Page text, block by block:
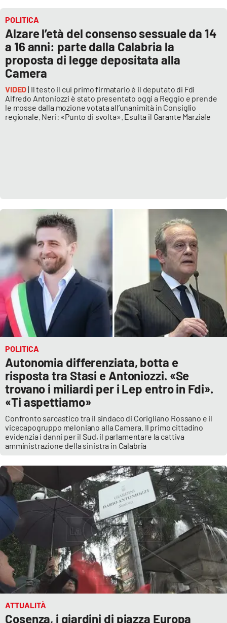
POLITICA
Alzare l’età del consenso sessuale da 14
a 16 anni: parte dalla Calabria la
proposta di legge depositata alla
Camera
VIDEO| Il testo il cui primo firmatario è il deputato di Fdi
Alfredo Antoniozzi è stato presentato oggi a Reggio e prende
le mosse dalla mozione votata all’unanimità in Consiglio
regionale. Neri: «Punto di svolta». Esulta il Garante Marziale
POLITICA
Autonomia differenziata, botta e
risposta tra Stasi e Antoniozzi. «Se
trovano i miliardi per i Lep entro in Fdi».
«Ti aspettiamo»
Confronto sarcastico tra il sindaco di Corigliano Rossano e il
vicecapogruppo meloniano alla Camera. Il primo cittadino
evidenzia i danni per il Sud, il parlamentare la cattiva
amministrazione della sinistra in Calabria
ATTUALITÀ
Cosenza, i giardini di piazza Europa